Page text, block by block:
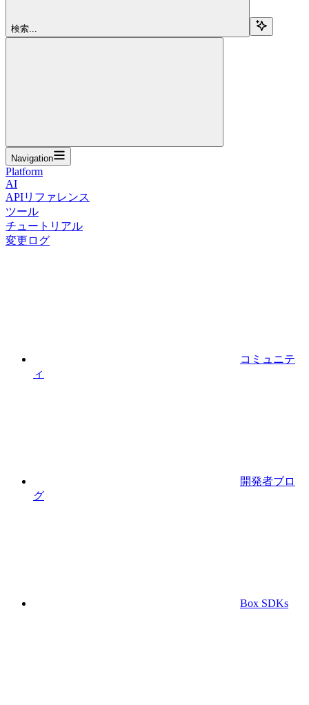
検索...
Navigation
Platform
AI
APIリファレンス
ツール
チュートリアル
変更ログ
コミュニテ
ィ
開発者ブロ
グ
Box SDKs